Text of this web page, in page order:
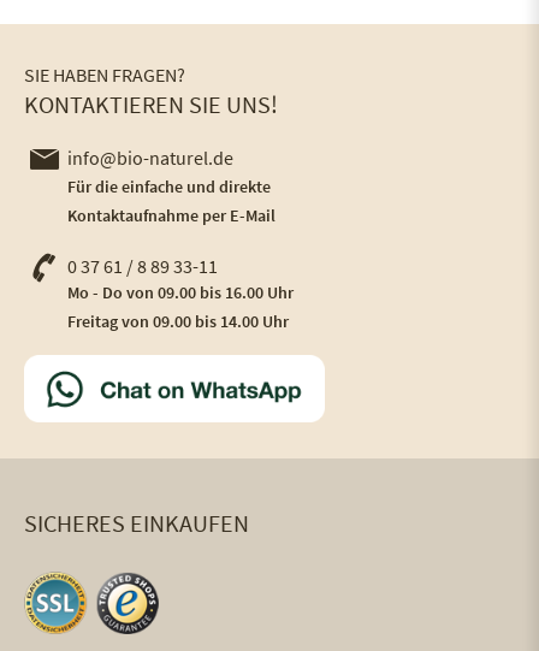
SIE HABEN FRAGEN?
KONTAKTIEREN SIE UNS!
info@bio-naturel.de
Für die einfache und direkte
Kontaktaufnahme per E-Mail
0 37 61 / 8 89 33-11
Mo - Do von 09.00 bis 16.00 Uhr
Freitag von 09.00 bis 14.00 Uhr
SICHERES EINKAUFEN